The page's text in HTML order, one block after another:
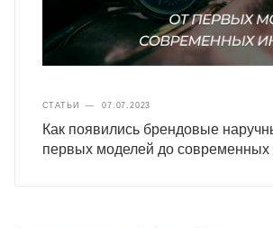
СТАТЬИ — 07.07.2023
Как появились брендовые
первых моделей до современных